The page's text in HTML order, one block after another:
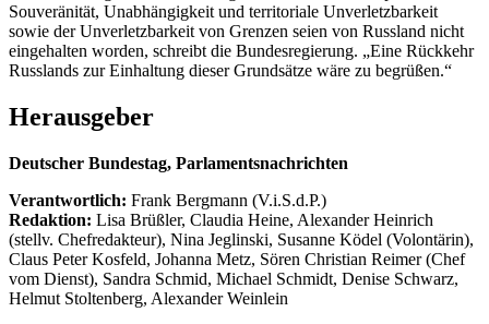
Souveränität, Unabhängigkeit und territoriale Unverletzbarkeit
sowie der Unverletzbarkeit von Grenzen seien von Russland nicht
eingehalten worden, schreibt die Bundesregierung. „Eine Rückkehr
Russlands zur Einhaltung dieser Grundsätze wäre zu begrüßen.“
Herausgeber
Deutscher Bundestag, Parlamentsnachrichten
Verantwortlich: Frank Bergmann (V.i.S.d.P.)
Redaktion: Lisa Brüßler, Claudia Heine, Alexander Heinrich
(stellv. Chefredakteur), Nina Jeglinski, Susanne Ködel (Volontärin),
Claus Peter Kosfeld, Johanna Metz, Sören Christian Reimer (Chef
vom Dienst), Sandra Schmid, Michael Schmidt, Denise Schwarz,
Helmut Stoltenberg, Alexander Weinlein